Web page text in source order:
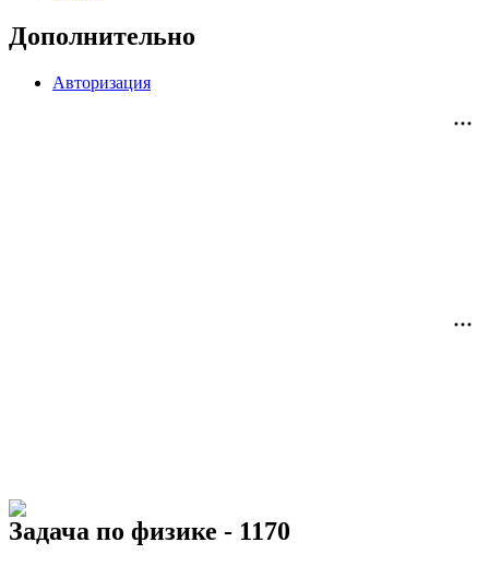
Дополнительно
Авторизация
Задача по физике - 1170